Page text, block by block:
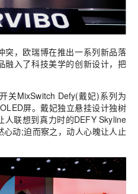
，欧瑞博在推出一系列新品落
融入了科技美学的创新设计，把
MixSwitch Defy(戴妃)系列为
屏。戴妃独立悬挂设计独树
联想到真力时的DEFY Skyline
动;迫而察之，动人心魄让人止